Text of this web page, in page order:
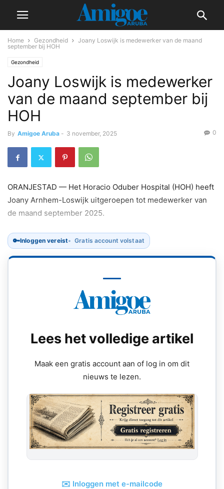
Home Gezondheid
Joany Loswijk is medewerker van de maand
september bij HOH
Gezondheid
Joany Loswijk is medewerker
van de maand september bij
HOH
By Amigoe Aruba - 3 november, 2025 0
ORANJESTAD — Het Horacio Oduber Hospital (HOH) heeft
Joany Arnhem-Loswijk uitgeroepen tot medewerker van
de maand september 2025.
🔑Inloggen vereist Gratis account volstaat
Lees het volledige artikel
Maak een gratis account aan of log in om dit
nieuws te lezen.
✉️ Inloggen met e-mailcode